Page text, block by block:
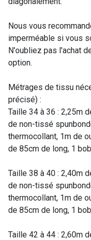
Nous vous
imperméable si vous
N'oubliez pas l'achat
option.
Métrages de tissu
précisé) :
Taille 34 à 36 : 2,25m
de non-tissé
thermocollant, 1m de
de 85cm de long, 1
Taille 38 à 40 : 2,40m
de non-tissé
thermocollant, 1m de
de 85cm de long, 1
Taille 42 à 44 : 2,60m